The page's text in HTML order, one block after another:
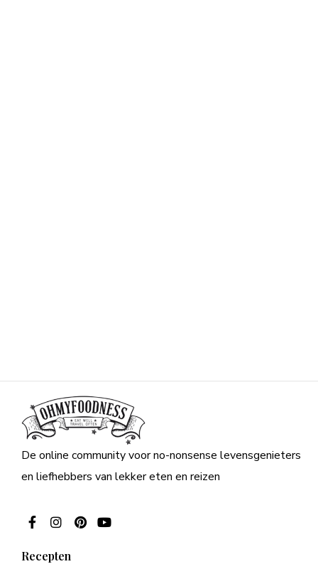
De online community voor no-nonsense levensgenieters
en liefhebbers van lekker eten en reizen
Recepten